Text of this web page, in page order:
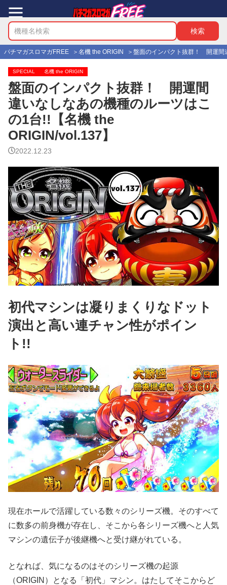
パチマガスロマガFREE 名機 the ORIGIN 盤面のインパクト抜群！ 開運間
SPECIAL 名機 the ORIGIN
盤面のインパクト抜群！ 開運間
違いなしなあの機種のルーツはこ
の1台!!【名機 the
ORIGIN/vol.137】
2022.12.23
初代マシンは凝りまくりなドット
演出と高い連チャン性がポイン
ト!!
現在ホールで活躍している数々のシリーズ機。そのすべて
に数多の前身機が存在し、そこから各シリーズ機へと人気
マシンの遺伝子が後継機へと受け継がれている。
となれば、気になるのはそのシリーズ機の起源
（ORIGIN）となる「初代」マシン。はたしてそこからど